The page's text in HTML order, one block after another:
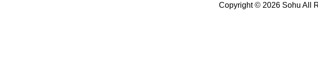
Copyright © 2026 Sohu All